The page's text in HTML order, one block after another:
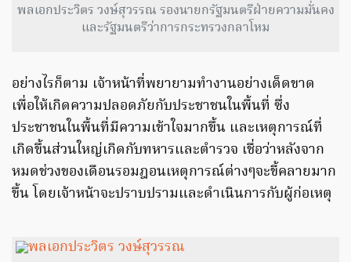
พลเอกประวิตร วงษ์สุวรรณ รองนายกรัฐมนตรีฝ่ายความมั่นคง
และรัฐมนตรีว่าการกระทรวงกลาโหม
อย่างไรก็ตาม เจ้าหน้าที่พยายามทำงานอย่างเด็ดขาด
เพื่อให้เกิดความปลอดภัยกับประชาชนในพื้นที่ ซึ่ง
ประชาชนในพื้นที่มีความเข้าใจมากขึ้น และเหตุการณ์ที่
เกิดขึ้นส่วนใหญ่เกิดกับทหารและตำรวจ เชื่อว่าหลังจาก
หมดช่วงของเดือนรอมฎอนเหตุการณ์ต่างๆจะขี้คลายมาก
ขึ้น โดยเจ้าหน้าจะปราบปรามและดำเนินการกับผู้ก่อเหตุ